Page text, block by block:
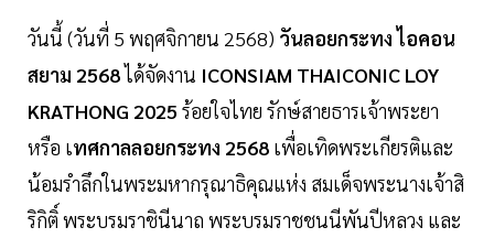
วันนี้ (วันที่ 5 พฤศจิกายน 2568) วันลอยกระทงไอคอน
สยาม 2568ได้จัดงาน ICONSIAM THAICONIC LOY
KRATHONG 2025 ร้อยใจไทย รักษ์สายธารเจ้าพระยา
หรือ เทศกาลลอยกระทง 2568 เพื่อเทิดพระเกียรติและ
น้อมรำลึกในพระมหากรุณาธิคุณแห่ง สมเด็จพระนางเจ้าสิ
ริกิติ์ พระบรมราชินีนาถ พระบรมราชชนนีพันปีหลวง และ